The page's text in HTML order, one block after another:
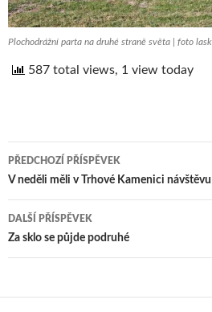
Plochodrážní parta na druhé straně světa | foto
587 total views, 1 view today
Navigace
pro
příspěvek
PŘEDCHOZÍ PŘÍSPĚVEK
V neděli měli v Trhové Kamenici návštěvu
DALŠÍ PŘÍSPĚVEK
Za sklo se půjde podruhé